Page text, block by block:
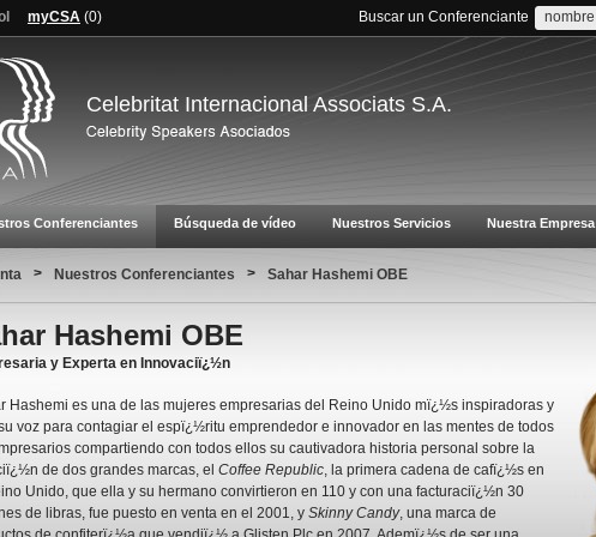
myCSA (0) Buscar un Conferenciante
Celebritat Internacional Associats S.A.
Conferenciantes Búsqueda de vídeo Nuestros Servicios Nuestra Empresa
> Nuestros Conferenciantes > Sahar Hashemi OBE
Hashemi OBE
y Experta en Innovaciï¿½n
Hashemi es una de las mujeres empresarias del Reino Unido mï¿½s inspiradoras y
voz para contagiar el espï¿½ritu emprendedor e innovador en las mentes de todos
compartiendo con todos ellos su cautivadora historia personal sobre la
de dos grandes marcas, el Coffee Republic, la primera cadena de cafï¿½s en
Unido, que ella y su hermano convirtieron en 110 y con una facturaciï¿½n 30
de libras, fue puesto en venta en el 2001, y Skinny Candy, una marca de